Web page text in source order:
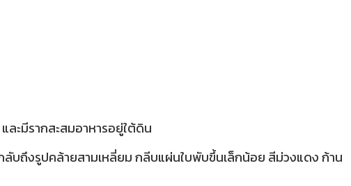
ะมีรากสะสมอาหารอยู่ใต้ดิน
บถึงรูปคล้ายสามเหลี่ยม กลีบแผ่นใบพับขึ้นเล็กน้อย สีม่วงแดง ก้าน